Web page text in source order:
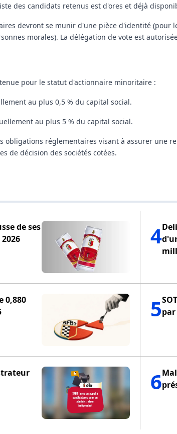
des candidats retenus est d'ores et déjà
devront se munir d'une pièce d'identité (pour
morales). La délégation de vote est
pour le statut d'actionnaire minoritaire :
au plus 0,5 % du capital social.
au plus 5 % du capital social.
obligations réglementaires visant à assurer une
de décision des sociétés cotées.
de ses
0,880
4
5
6